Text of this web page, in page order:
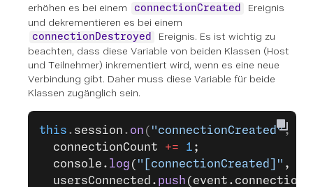
erhöhen es bei einem
connectionCreated
Ereignis
und dekrementieren es bei einem
connectionDestroyed
Ereignis. Es ist wichtig zu
beachten, dass diese Variable von beiden Klassen (Host
und Teilnehmer) inkrementiert wird, wenn es eine neue
Verbindung gibt. Daher muss diese Variable für beide
Klassen zugänglich sein.
this . session . on ( "connectionCreated", (
  connectionCount
+= 1 ;
  console.
log ( "[connectionCreated]" ,
  usersConnected.
push